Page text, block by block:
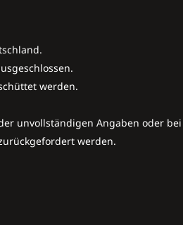
werden.
unvollständigen Angaben oder bei
werden.